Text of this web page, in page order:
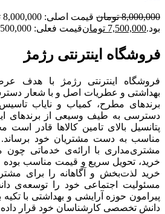
8,000,000 تومان
بود.7,500,000 تومانقیمت فعلی: 7,500,000 تومان.
فروشگاه اینترنتی رژمژ​
فروشگاه اینترنتی رژمژ با هدف
بهداشتی و عطریات اصل و با شعار
برندهای مطرح، کمیاب و نایاب
دسترسی به طیف وسیعی از برندهای
پتانسیل بالای تامین کالاها قادر
مناسب به دست مشتریان خود
مشتری‌مداری با ارائه‌ی خدماتی
خرید، تحویل سریع و قیمت مناسب
خرید لذت‌بخش و آگاهانه را برای
مسئولیت اجتماعی خود را توسعه‌ی
پیرامون حوزه آرایشی و بهداشتی با
دانش تخصصی کارشناسان خود قرار